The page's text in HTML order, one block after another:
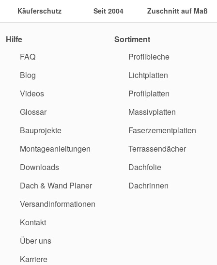
Käuferschutz Seit 2004 Zuschnitt auf Maß
Hilfe
FAQ
Blog
Videos
Glossar
Bauprojekte
Montageanleitungen
Downloads
Dach & Wand Planer
Versandinformationen
Kontakt
Über uns
Karriere
Sortiment
Profilbleche
Lichtplatten
Profilplatten
Massivplatten
Faserzementplatten
Terrassendächer
Dachfolie
Dachrinnen